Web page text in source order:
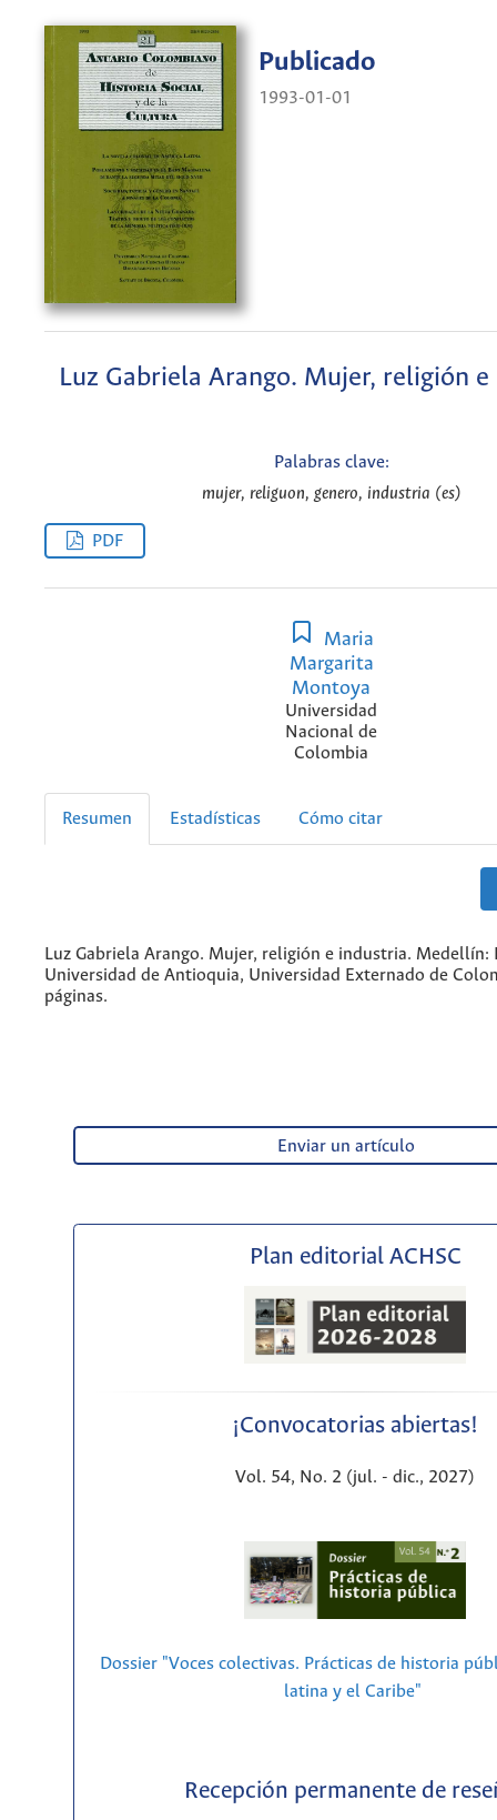
Publicado
1993-01-01
Luz Gabriela Arango. Mujer, religión
Palabras clave:
mujer, religuon, genero, industria (es)
PDF
Maria
Margarita
Montoya
Universidad
Nacional de
Colombia
Resumen Estadísticas Cómo citar
Luz Gabriela Arango. Mujer, religión e industria. Medellín:
Universidad de Antioquia, Universidad Externado de
páginas.
Enviar un artículo
Plan editorial ACHSC
¡Convocatorias abiertas!
Vol. 54, No. 2 (jul. - dic., 2027)
Dossier "Voces colectivas. Prácticas de historia
latina y el Caribe"
Recepción permanente de